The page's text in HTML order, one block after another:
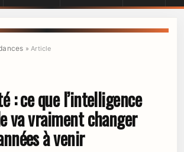
»Article
: ce que l’intelligence
va vraiment changer
à venir